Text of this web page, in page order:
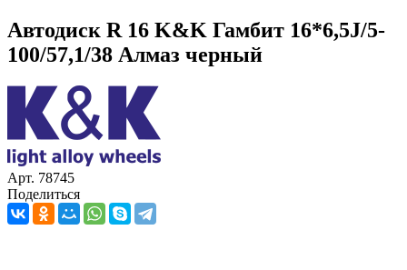
Автодиск R 16 K&K Гамбит 16*6,5J/5-
100/57,1/38 Алмаз черный
Арт. 78745
Поделиться